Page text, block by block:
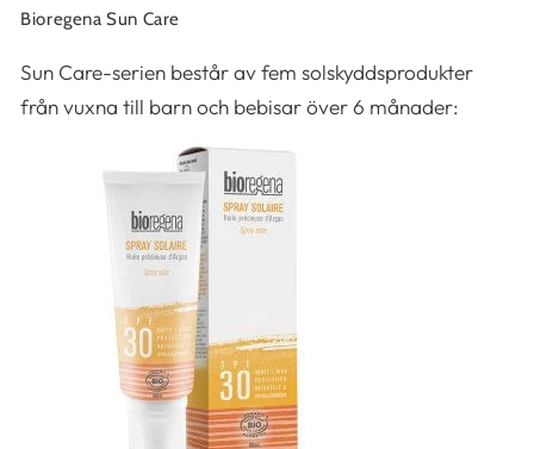
Bioregena Sun Care
Sun Care-serien består av fem solskyddsprodukter
från vuxna till barn och bebisar över 6 månader: